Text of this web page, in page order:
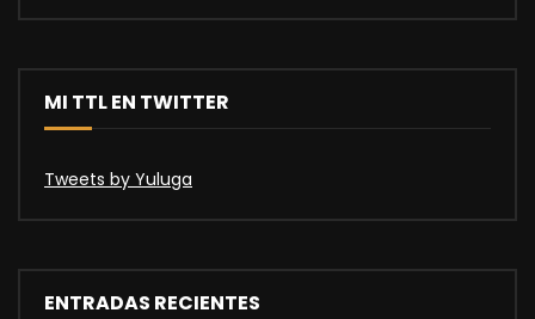
MI TTL EN TWITTER
Tweets by Yuluga
ENTRADAS RECIENTES